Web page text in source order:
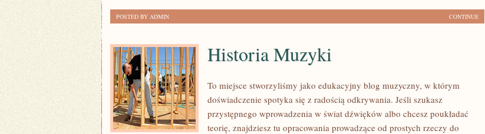
CONTINUE
POSTED BY ADMIN
Historia Muzyki
To miejsce stworzyliśmy jako edukacyjny blog muzyczny, w którym
doświadczenie spotyka się z radością odkrywania. Jeśli szukasz
przystępnego wprowadzenia w świat dźwięków albo chcesz poukładać
teorię, znajdziesz tu opracowania prowadzące od prostych rzeczy do